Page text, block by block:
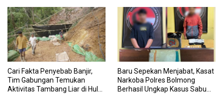
Cari Fakta Penyebab Banjir,
Tim Gabungan Temukan
Aktivitas Tambang Liar di Hulu
Baru Sepekan Menjabat, Kasat
Narkoba Polres Bolmong
Berhasil Ungkap Kasus Sabu